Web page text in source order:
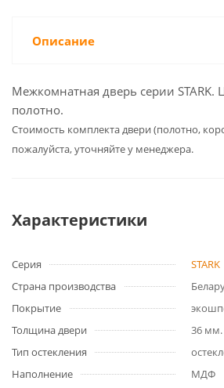
Описание
Межкомнатная дверь серии STARK.
полотно.
Cтоимость комплекта двери (полотно,
пожалуйста, уточняйте у менеджера.
Характеристики
Серия
STARK
Страна производства
Покрытие
Толщина двери
36 мм.
Тип остекления
Наполнение
МДФ